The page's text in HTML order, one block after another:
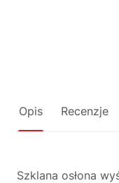
Opis Recenzje
Szklana osłona